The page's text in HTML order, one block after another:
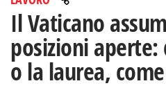
Il Vaticano
posizioni
o la laurea,